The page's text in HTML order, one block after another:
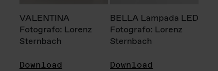
VALENTINA
Fotografo: Lorenz
Sternbach
Download
BELLA Lampada LED
Fotografo: Lorenz
Sternbach
Download